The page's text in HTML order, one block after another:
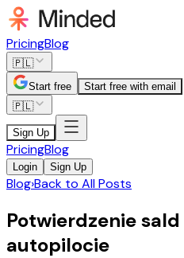
PricingBlog
🇵🇱
Start free
Start free with email
🇵🇱
Sign Up
PricingBlog
Login Sign Up
Blog›Back to All Posts
Potwierdzenie sald
autopilocie